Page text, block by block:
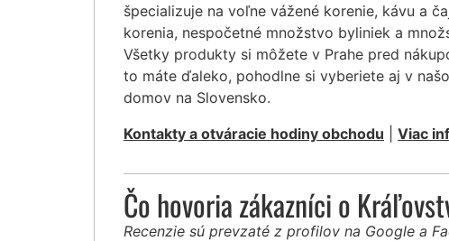
špecializuje na voľne vážené korenie, kávu a
korenia, nespočetné množstvo byliniek a
Všetky produkty si môžete v Prahe pred
to máte ďaleko, pohodlne si vyberiete aj v
domov na Slovensko.
Kontakty a otváracie hodiny obchodu
Viac
Čo hovoria zákazníci o
Recenzie sú prevzaté z profilov na Google a